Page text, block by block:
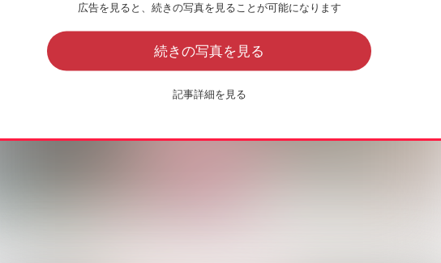
広告を見ると、続きの写真を見ることが可能になります
続きの写真を見る
記事詳細を見る